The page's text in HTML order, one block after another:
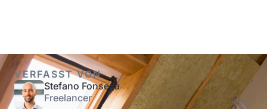
VERFASST VON
Stefano Fonseca
Freelancer